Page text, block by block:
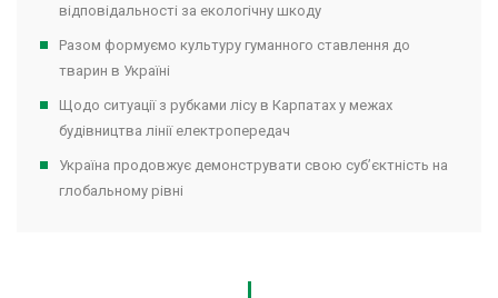
відповідальності за екологічну шкоду
Разом формуємо культуру гуманного ставлення до
тварин в Україні
Щодо ситуації з рубками лісу в Карпатах у межах
будівництва лінії електропередач
Україна продовжує демонструвати свою суб’єктність на
глобальному рівні